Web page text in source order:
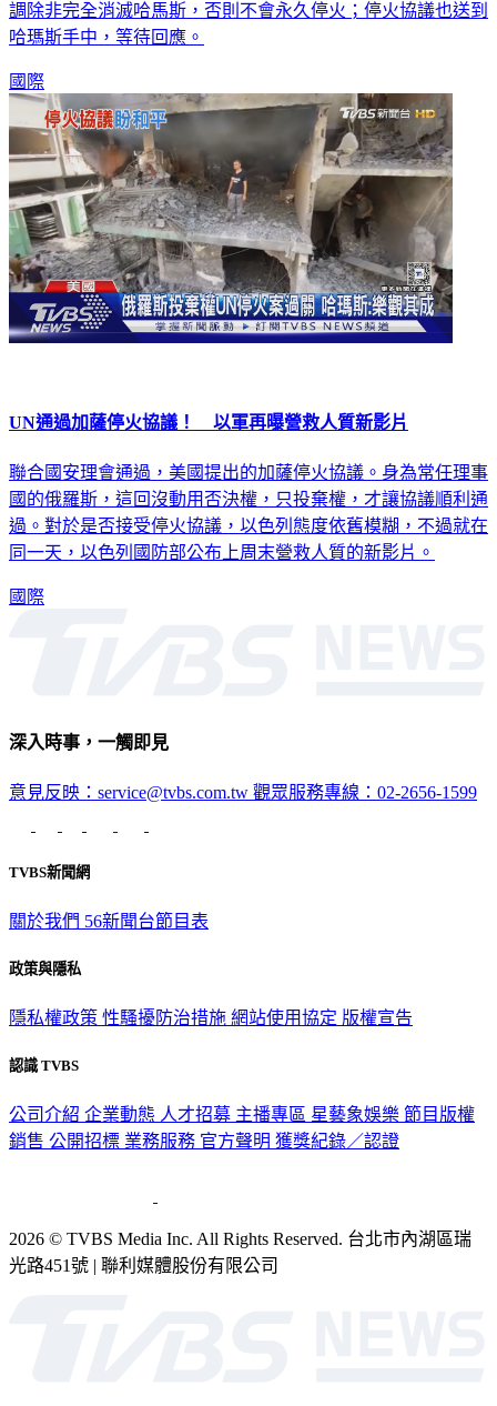
調除非完全消滅哈馬斯，否則不會永久停火；停火協議也送到
哈瑪斯手中，等待回應。
國際
UN通過加薩停火協議！ 以軍再曝營救人質新影片
聯合國安理會通過，美國提出的加薩停火協議。身為常任理事
國的俄羅斯，這回沒動用否決權，只投棄權，才讓協議順利通
過。對於是否接受停火協議，以色列態度依舊模糊，不過就在
同一天，以色列國防部公布上周末營救人質的新影片。
國際
深入時事，一觸即見
意見反映：service@tvbs.com.tw 觀眾服務專線：02-2656-1599
TVBS新聞網
關於我們 56新聞台節目表
政策與隱私
隱私權政策 性騷擾防治措施 網站使用協定 版權宣告
認識 TVBS
公司介紹 企業動態 人才招募 主播專區 星藝象娛樂 節目版權
銷售 公開招標 業務服務 官方聲明 獲獎紀錄／認證
2026 © TVBS Media Inc. All Rights Reserved. 台北市內湖區瑞
光路451號 | 聯利媒體股份有限公司